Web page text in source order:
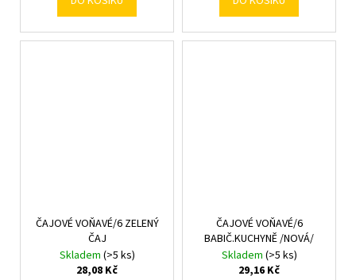
ČAJOVÉ VOŇAVÉ/6 ZELENÝ
ČAJ
Skladem (>5 ks)
28,08 Kč
ČAJOVÉ VOŇAVÉ/6
BABIČ.KUCHYNĚ /NOVÁ/
Skladem (>5 ks)
29,16 Kč